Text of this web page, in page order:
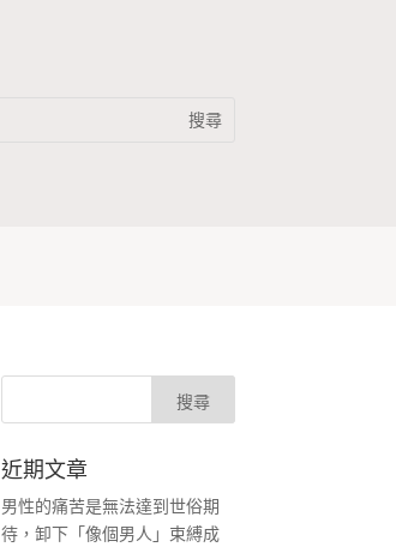
近期文章
男性的痛苦是無法達到世俗期
待，卸下「像個男人」束縛成